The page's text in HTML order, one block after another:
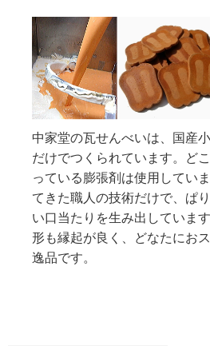
中家堂の瓦せんべいは、国産
だけでつくられています。ど
っている膨張剤は使用してい
てきた職人の技術だけで、ぱ
い口当たりを生み出していま
形も縁起が良く、どなたにお
逸品です。